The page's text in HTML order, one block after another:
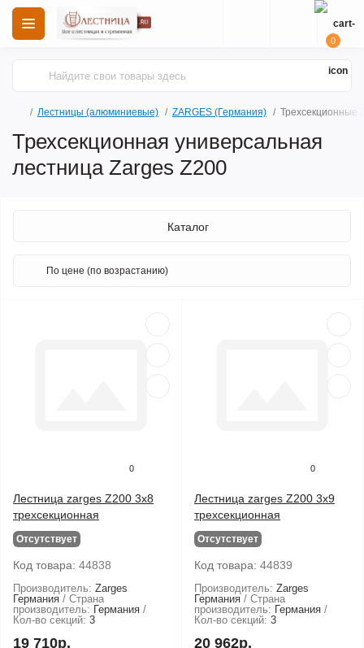
0
Лестницы (алюминиевые) ZARGES (Германия) Трехсекционные
Трехсекционная универсальная
лестница Zarges Z200
Каталог
0
Лестница zarges Z200 3x8
трехсекционная
Отсутствует
Код товара: 44838
Производитель: Zarges
Германия
Страна
производитель: Германия
Кол-во секций: 3
19 710р.
0
Лестница zarges Z200 3x9
трехсекционная
Отсутствует
Код товара: 44839
Производитель: Zarges
Германия
Страна
производитель: Германия
Кол-во секций: 3
20 962р.